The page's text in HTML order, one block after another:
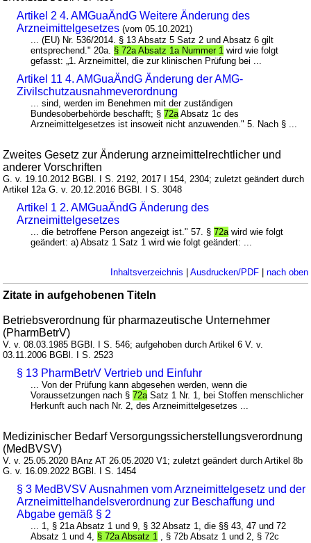
Artikel 2 4. AMGuaÄndG Weitere Änderung des
Arzneimittelgesetzes (vom 05.10.2021)
... (EU) Nr. 536/2014. § 13 Absatz 5 Satz 2 und Absatz 6 gilt
entsprechend." 20a. § 72a Absatz 1a Nummer 1 wird wie folgt
gefasst: „1. Arzneimittel, die zur klinischen Prüfung bei ...
Artikel 11 4. AMGuaÄndG Änderung der AMG-
Zivilschutzausnahmeverordnung
... sind, werden im Benehmen mit der zuständigen
Bundesoberbehörde beschafft; §72aAbsatz 1c des
Arzneimittelgesetzes ist insoweit nicht anzuwenden." 5. Nach § ...
Zweites Gesetz zur Änderung arzneimittelrechtlicher und
anderer Vorschriften
G. v. 19.10.2012 BGBl. I S. 2192, 2017 I 154, 2304; zuletzt geändert durch
Artikel 12a G. v. 20.12.2016 BGBl. I S. 3048
Artikel 1 2. AMGuaÄndG Änderung des
Arzneimittelgesetzes
... die betroffene Person angezeigt ist." 57. §72awird wie folgt
geändert: a) Absatz 1 Satz 1 wird wie folgt geändert: ...
Inhaltsverzeichnis Ausdrucken/PDF| nach oben
Zitate in aufgehobenen Titeln
Betriebsverordnung für pharmazeutische Unternehmer
(PharmBetrV)
V. v. 08.03.1985 BGBl. I S. 546; aufgehoben durch Artikel 6 V. v.
03.11.2006 BGBl. I S. 2523
§ 13 PharmBetrV Vertrieb und Einfuhr
... Von der Prüfung kann abgesehen werden, wenn die
Voraussetzungen nach §72aSatz 1 Nr. 1, bei Stoffen menschlicher
Herkunft auch nach Nr. 2, des Arzneimittelgesetzes ...
Medizinischer Bedarf Versorgungssicherstellungsverordnung
(MedBVSV)
V. v. 25.05.2020 BAnz AT 26.05.2020 V1; zuletzt geändert durch Artikel 8b
G. v. 16.09.2022 BGBl. I S. 1454
§ 3 MedBVSV Ausnahmen vom Arzneimittelgesetz und der
Arzneimittelhandelsverordnung zur Beschaffung und
Abgabe gemäß § 2
... 1, § 21a Absatz 1 und 9, § 32 Absatz 1, die §§ 43, 47 und 72
Absatz 1 und 4, § 72a Absatz 1 , § 72b Absatz 1 und 2, § 72c